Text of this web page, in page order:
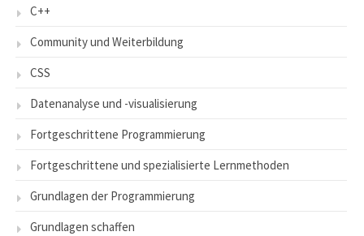
C++
Community und Weiterbildung
CSS
Datenanalyse und -visualisierung
Fortgeschrittene Programmierung
Fortgeschrittene und spezialisierte Lernmethoden
Grundlagen der Programmierung
Grundlagen schaffen